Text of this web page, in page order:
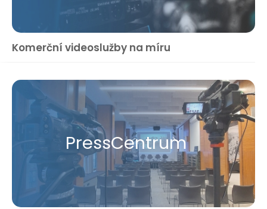
Komerční videoslužby na míru
Press​Centrum